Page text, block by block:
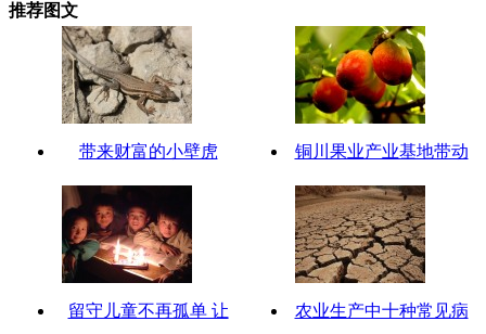
推荐图文
带来财富的小壁虎 铜川果业产业基地带动
留守儿童不再孤单 让 农业生产中十种常见病